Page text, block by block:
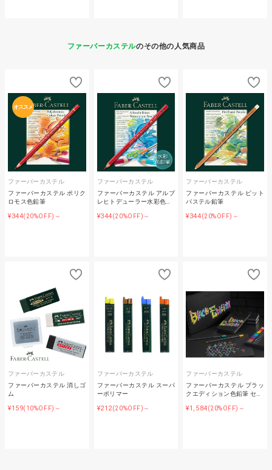
ファーバーカステルのその他の人気商品
オススメ
ファーバーカステル
ファーバーカステル ポリク
ロモス色鉛筆
¥344(20%OFF)～
ファーバーカステル
ファーバーカステル アルブ
レヒトデューラー水彩色…
¥344(20%OFF)～
ファーバーカステル
ファーバーカステル ピット
パステル鉛筆
¥344(20%OFF)～
ファーバーカステル
ファーバーカステル 消しゴ
ム
¥159(10%OFF)～
ファーバーカステル
ファーバーカステル スーパ
ーポリマー
¥212(20%OFF)～
ファーバーカステル
ファーバーカステル ブラッ
クエディション色鉛筆 セ…
¥1,584(20%OFF)～